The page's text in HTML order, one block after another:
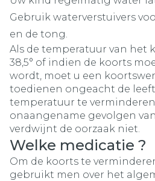
Gebruik waterverstuivers
en de tong.
Als de temperatuur van het
38,5° of indien de koorts
wordt, moet u een
toedienen ongeacht de
temperatuur te
onaangename gevolgen
verdwijnt de oorzaak niet.
Welke medicatie ?
Om de koorts te
gebruikt men over het